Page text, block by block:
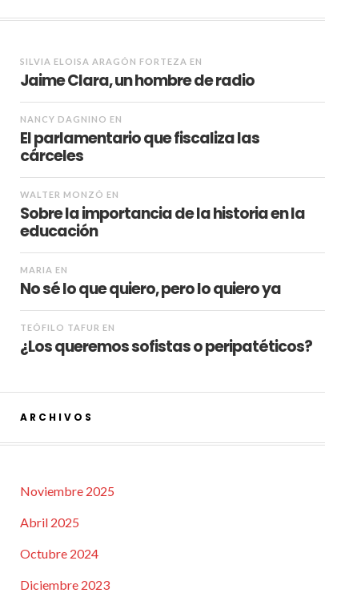
SILVIA ELOISA ARAGÓN FORTEZA EN
Jaime Clara, un hombre de radio
NANCY DAGNINO EN
El parlamentario que fiscaliza las
cárceles
WALTER MONZÓ EN
Sobre la importancia de la historia en la
educación
MARIA EN
No sé lo que quiero, pero lo quiero ya
TEÓFILO TAFUR EN
¿Los queremos sofistas o peripatéticos?
ARCHIVOS
Noviembre 2025
Abril 2025
Octubre 2024
Diciembre 2023